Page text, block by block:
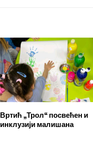
Вртић „Трол“ посвећен и
инклузији малишана